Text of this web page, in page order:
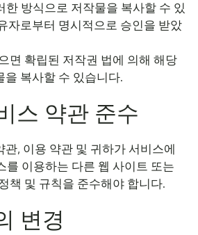
한 방식으로 저작물을 복사할 수 있
자로부터 명시적으로 승인을 받았
면 확립된 저작권 법에 의해 해당
을 복사할 수 있습니다.
스 약관 준수
관, 이용 약관 및 귀하가 서비스에
를 이용하는 다른 웹 사이트 또는
책 및 규칙을 준수해야 합니다.
변경